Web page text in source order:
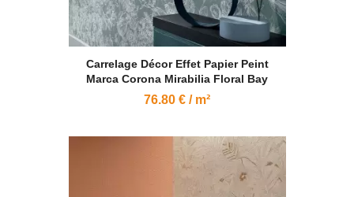
Carrelage Décor Effet Papier Peint
Marca Corona Mirabilia Floral Bay
76.80 € / m²